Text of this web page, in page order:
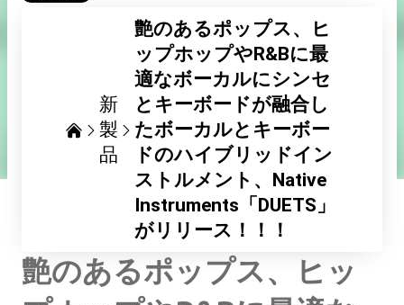
新
製
品
艶のあるポップス、ヒ
ップホップやR&Bに最
適なボーカルにシンセ
とキーボードが融合し
たボーカルとキーボー
ドのハイブリッドイン
ストルメント、Native
Instruments「DUETS」
がリリース！！！
艶のあるポップス、ヒッ